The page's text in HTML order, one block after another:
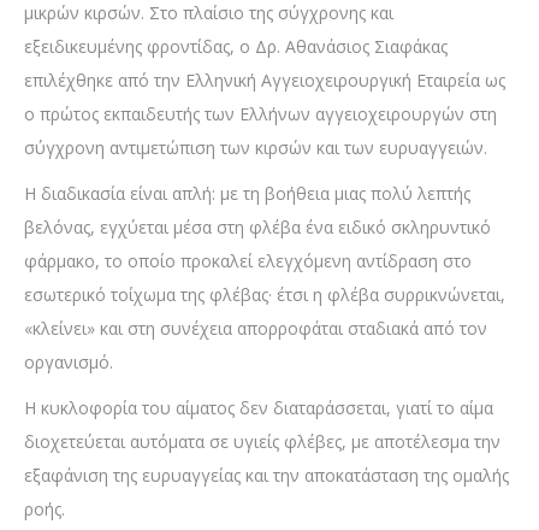
μικρών κιρσών. Στο πλαίσιο της σύγχρονης και
εξειδικευμένης φροντίδας, ο Δρ. Αθανάσιος Σιαφάκας
επιλέχθηκε από την Ελληνική Αγγειοχειρουργική Εταιρεία ως
ο πρώτος εκπαιδευτής των Ελλήνων αγγειοχειρουργών στη
σύγχρονη αντιμετώπιση των κιρσών και των ευρυαγγειών.
Η διαδικασία είναι απλή: με τη βοήθεια μιας πολύ λεπτής
βελόνας, εγχύεται μέσα στη φλέβα ένα ειδικό σκληρυντικό
φάρμακο, το οποίο προκαλεί ελεγχόμενη αντίδραση στο
εσωτερικό τοίχωμα της φλέβας· έτσι η φλέβα συρρικνώνεται,
«κλείνει» και στη συνέχεια απορροφάται σταδιακά από τον
οργανισμό.
Η κυκλοφορία του αίματος δεν διαταράσσεται, γιατί το αίμα
διοχετεύεται αυτόματα σε υγιείς φλέβες, με αποτέλεσμα την
εξαφάνιση της ευρυαγγείας και την αποκατάσταση της ομαλής
ροής.